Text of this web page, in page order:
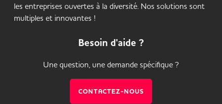
les entreprises ouvertes à la diversité. Nos solutions sont
multiples et innovantes !
Besoin d'aide ?
Une question, une demande spécifique ?
CONTACTEZ-NOUS